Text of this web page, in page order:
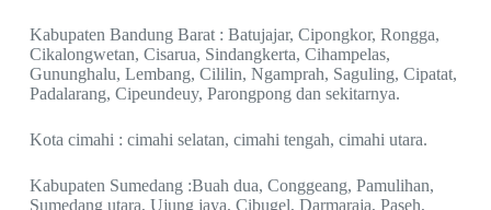
Kabupaten Bandung Barat : Batujajar, Cipongkor, Rongga,
Cikalongwetan, Cisarua, Sindangkerta, Cihampelas,
Gununghalu, Lembang, Cililin, Ngamprah, Saguling, Cipatat,
Padalarang, Cipeundeuy, Parongpong dan sekitarnya.
Kota cimahi : cimahi selatan, cimahi tengah, cimahi utara.
Kabupaten Sumedang :Buah dua, Conggeang, Pamulihan,
Sumedang utara, Ujung jaya, Cibugel, Darmaraja, Paseh,